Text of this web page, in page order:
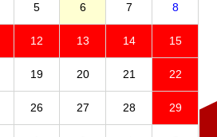
5 6 7 8
12 13 14 15
19 20 21 22
26 27 28 29